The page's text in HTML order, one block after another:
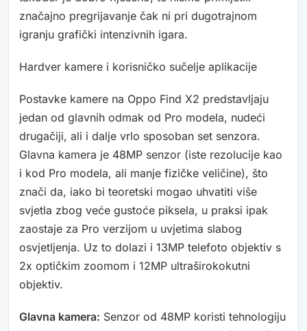
značajno pregrijavanje čak ni pri dugotrajnom
igranju grafički intenzivnih igara.
Hardver kamere i korisničko sučelje aplikacije
Postavke kamere na Oppo Find X2 predstavljaju
jedan od glavnih odmak od Pro modela, nudeći
drugačiji, ali i dalje vrlo sposoban set senzora.
Glavna kamera je 48MP senzor (iste rezolucije kao
i kod Pro modela, ali manje fizičke veličine), što
znači da, iako bi teoretski mogao uhvatiti više
svjetla zbog veće gustoće piksela, u praksi ipak
zaostaje za Pro verzijom u uvjetima slabog
osvjetljenja. Uz to dolazi i 13MP telefoto objektiv s
2x optičkim zoomom i 12MP ultraširokokutni
objektiv.
Glavna kamera: Senzor od 48MP koristi tehnologiju